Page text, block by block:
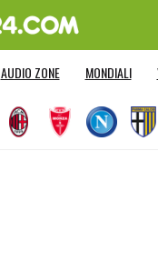
AUDIO ZONE MONDIALI